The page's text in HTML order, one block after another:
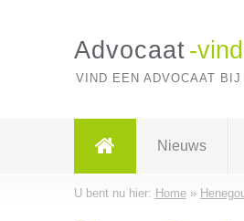
Advocaat -
VIND EEN ADVOCAAT
Nieuws
U bent nu hier: Home»